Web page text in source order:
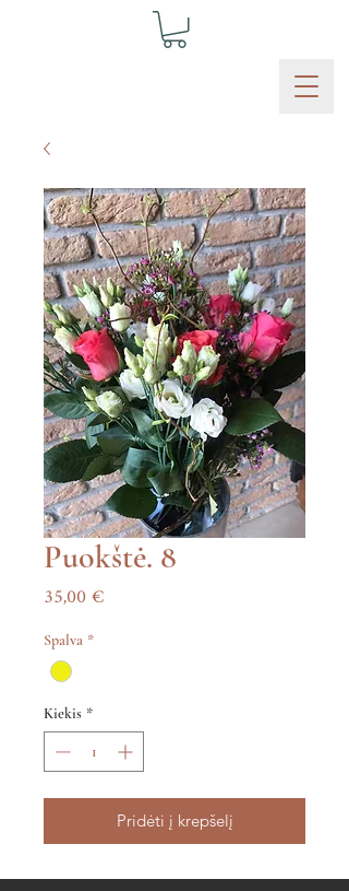
Puokštė. 8
35,00 €
Spalva *
Kiekis *
Pridėti į krepšelį